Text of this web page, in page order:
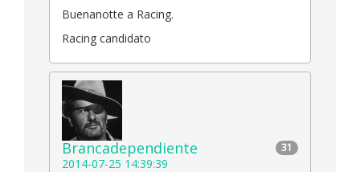
Buenanotte a Racing.
Racing candidato
31
Brancadependiente
2014-07-25 14:39:39